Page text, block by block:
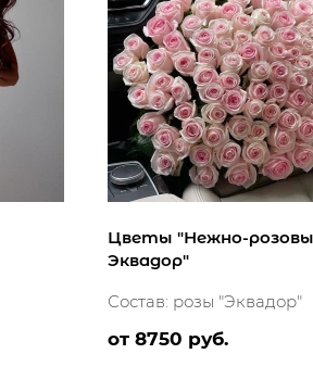
Цветы "Нежно-
Эквадор"
Состав: розы "Эквадор"
от 8750 руб.